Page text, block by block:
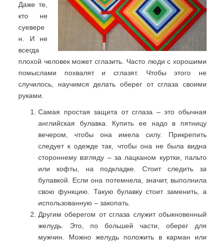
Даже те,
кто не
суевере
н. И не
всегда
плохой человек может сглазить. Часто люди с хорошими
помыслами похвалят и сглазят. Чтобы этого не
случилось, научимся делать оберег от сглаза своими
руками.
Самая простая защита от сглаза – это обычная
английская булавка. Купить ее надо в пятницу
вечером, чтобы она имела силу. Прикрепить
следует к одежде так, чтобы она не была видна
стороннему взгляду – за лацканом куртки, пальто
или кофты, на подкладке. Стоит следить за
булавкой. Если она потемнела, значит, выполнила
свою функцию. Такую булавку стоит заменить, а
использованную – закопать.
Другим оберегом от сглаза служит обыкновенный
желудь. Это, по большей части, оберег для
мужчин. Можно желудь положить в карман или